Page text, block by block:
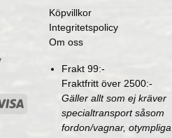
Köpvillkor
Integritetspolicy
Om oss
Frakt 99:-
Fraktfritt över 2500:-
Gäller allt som ej kräver
specialtransport såsom
fordon/vagnar, otympliga